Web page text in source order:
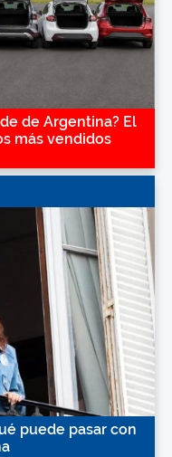
de Argentina? El
más vendidos
puede pasar con